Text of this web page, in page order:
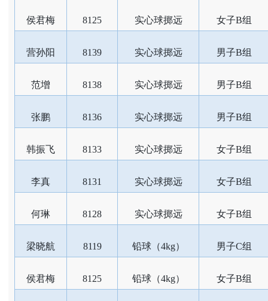
侯君梅 8125 实心球掷远 女子B组
营孙阳 8139 实心球掷远 男子B组
范增 8138 实心球掷远 男子B组
张鹏 8136 实心球掷远 男子B组
韩振飞 8133 实心球掷远 女子B组
李真 8131 实心球掷远 女子B组
何琳 8128 实心球掷远 女子B组
梁晓航 8119 铅球（4kg） 男子C组
侯君梅 8125 铅球（4kg） 女子B组